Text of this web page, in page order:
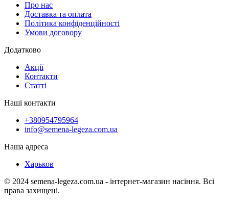
Про нас
Доставка та оплата
Політика конфіденційності
Умови договору
Додатково
Акції
Контакти
Статті
Наші контакти
+380954795964
info@semena-legeza.com.ua
Наша адреса
Харьков
© 2024 semena-legeza.com.ua - інтернет-магазин насіння. Всі
права захищені.